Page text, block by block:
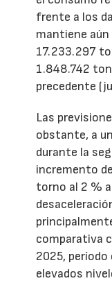
frente a los
mantiene
17.233.297
1.848.742
precedente
Las
obstante, a
durante la
incremento
torno al 2 %
comparativa
2025,
elevados